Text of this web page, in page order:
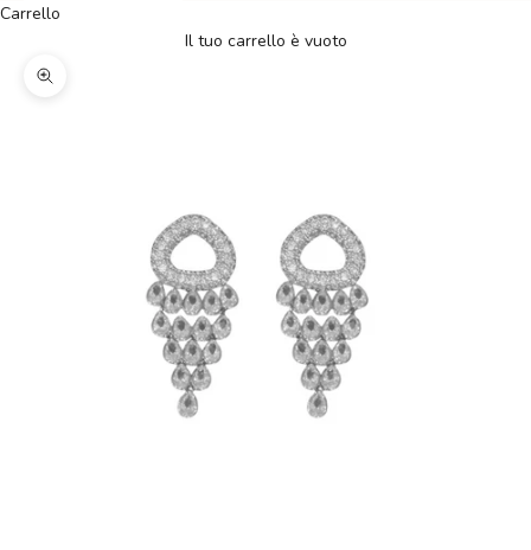
Carrello
Il tuo carrello è vuoto
Ingrandisci immagine